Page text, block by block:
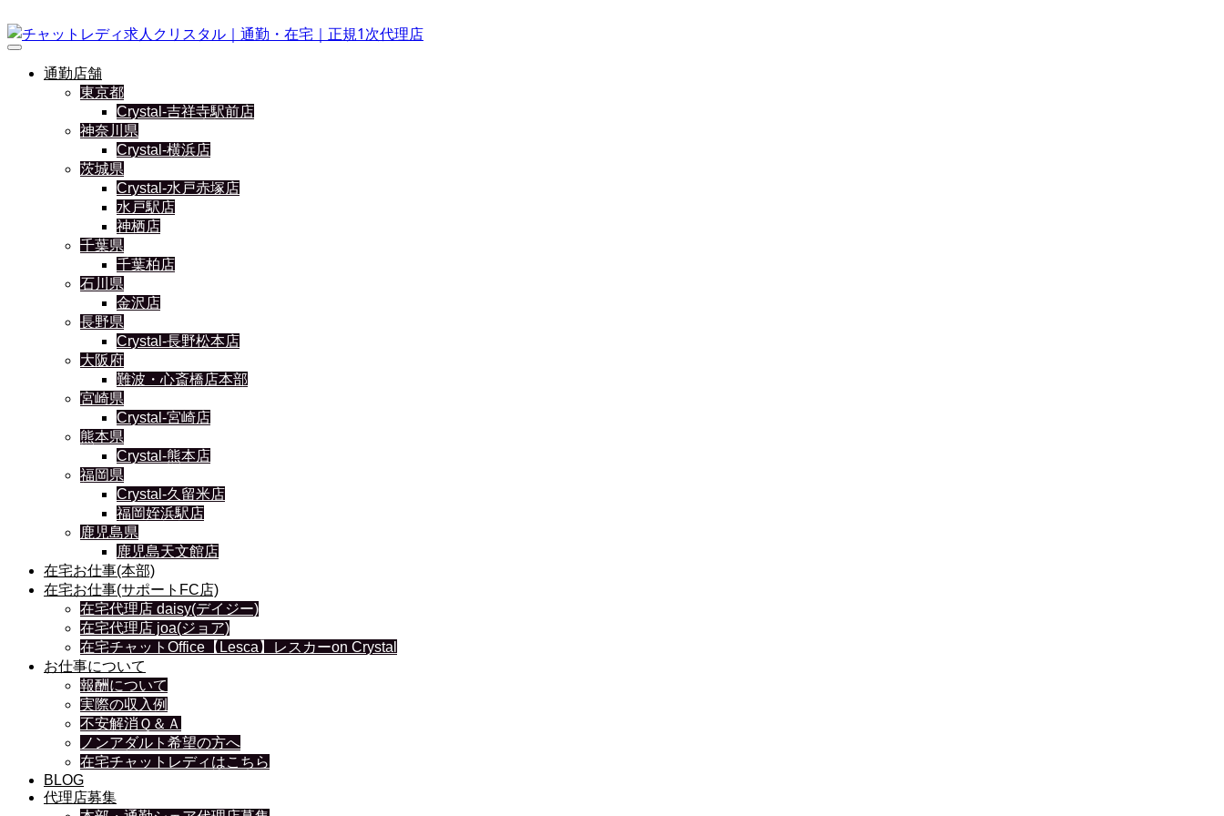
通勤店舗
東京都
Crystal-吉祥寺駅前店
神奈川県
Crystal-横浜店
茨城県
Crystal-水戸赤塚店
水戸駅店
神栖店
千葉県
千葉柏店
石川県
金沢店
長野県
Crystal-長野松本店
大阪府
難波・心斎橋店本部
宮崎県
Crystal-宮崎店
熊本県
Crystal-熊本店
福岡県
Crystal-久留米店
福岡姪浜駅店
鹿児島県
鹿児島天文館店
在宅お仕事(本部)
在宅お仕事(サポートFC店)
在宅代理店 daisy(デイジー)
在宅代理店 joa(ジョア)
在宅チャットOffice【Lesca】レスカーon Crystal
お仕事について
報酬について
実際の収入例
不安解消Ｑ＆Ａ
ノンアダルト希望の方へ
在宅チャットレディはこちら
BLOG
代理店募集